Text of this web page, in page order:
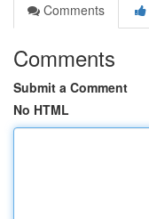
Comments
Comments
Submit a Comment
No HTML